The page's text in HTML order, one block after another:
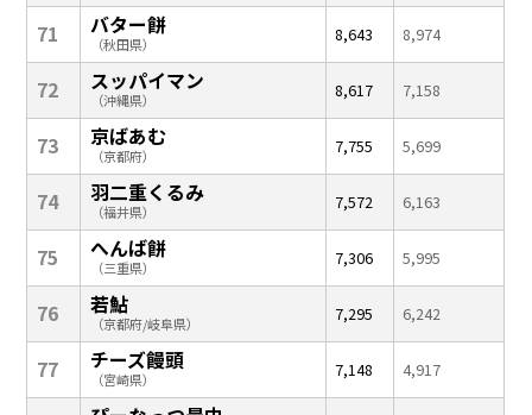
71 バター餅
（秋田県） 8,643 8,974
72 スッパイマン
（沖縄県） 8,617 7,158
73 京ばあむ
（京都府） 7,755 5,699
74 羽二重くるみ
（福井県） 7,572 6,163
75 へんば餅
（三重県） 7,306 5,995
76 若鮎
（京都府/岐阜県） 7,295 6,242
77 チーズ饅頭
（宮崎県） 7,148 4,917